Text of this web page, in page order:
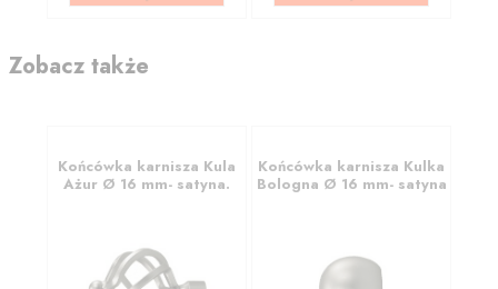
Zobacz także
Końcówka karnisza Kula
Ażur Ø 16 mm- satyna.
Końcówka karnisza Kulka
Bologna Ø 16 mm- satyna